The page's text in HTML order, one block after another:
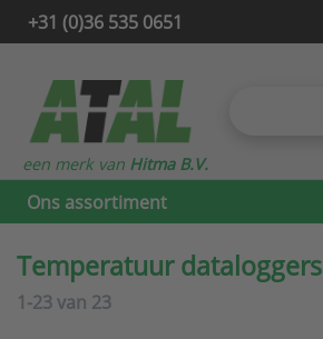
+31 (0)36 535 0651
Ons assortiment
een merk van Hitma B.V.
Temperatuur dataloggers
1-23van 23